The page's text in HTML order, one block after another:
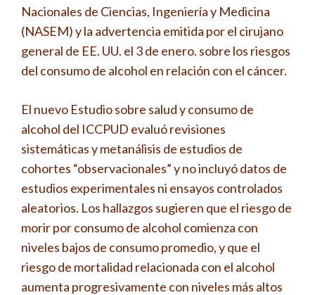
Nacionales de Ciencias, Ingeniería y Medicina
(NASEM) y la advertencia emitida por el cirujano
general de EE. UU. el 3 de enero. sobre los riesgos
del consumo de alcohol en relación con el cáncer.
El nuevo Estudio sobre salud y consumo de
alcohol del ICCPUD evaluó revisiones
sistemáticas y metanálisis de estudios de
cohortes “observacionales” y no incluyó datos de
estudios experimentales ni ensayos controlados
aleatorios. Los hallazgos sugieren que el riesgo de
morir por consumo de alcohol comienza con
niveles bajos de consumo promedio, y que el
riesgo de mortalidad relacionada con el alcohol
aumenta progresivamente con niveles más altos